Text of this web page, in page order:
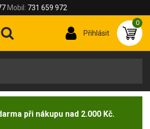
Mobil: 731 659 972
Přihlásit
0
při nákupu nad 2.000 Kč.